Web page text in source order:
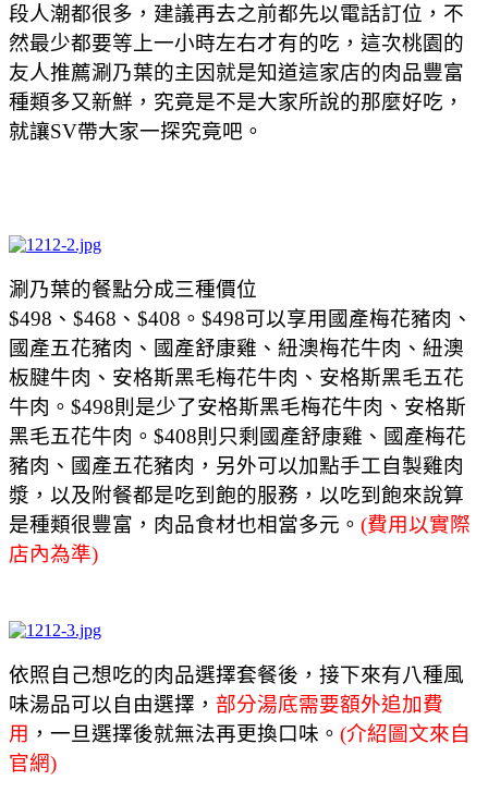
段人潮都很多，建議再去之前都先以電話訂位，不
然最少都要等上一小時左右才有的吃，這次桃園的
友人推薦涮乃葉的主因就是知道這家店的肉品豐富
種類多又新鮮，究竟是不是大家所說的那麼好吃，
就讓SV帶大家一探究竟吧。
涮乃葉的餐點分成三種價位
$498、$468、$408。$498可以享用國產梅花豬肉、
國產五花豬肉、國產舒康雞、紐澳梅花牛肉、紐澳
板腱牛肉、安格斯黑毛梅花牛肉、安格斯黑毛五花
牛肉。$498則是少了安格斯黑毛梅花牛肉、安格斯
黑毛五花牛肉。$408則只剩國產舒康雞、國產梅花
豬肉、國產五花豬肉，另外可以加點手工自製雞肉
漿，以及附餐都是吃到飽的服務，以吃到飽來說算
是種類很豐富，肉品食材也相當多元。 (費用以實際
店內為準)
依照自己想吃的肉品選擇套餐後，接下來有八種風
味湯品可以自由選擇， 部分湯底需要額外追加費
用 ，一旦選擇後就無法再更換口味。 (介紹圖文來自
官網)